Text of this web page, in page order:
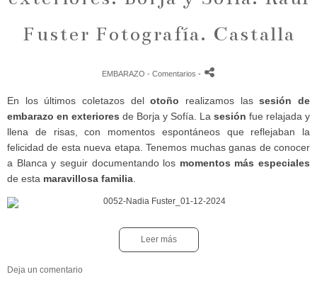
Fuster Fotografía. Castalla
EMBARAZO - Comentarios -
En los últimos coletazos delotoño realizamos lassesión de
embarazo en exteriores de Borja y Sofía. La sesión fue relajada y
llena de risas, con momentos espontáneos que reflejaban la
felicidad de esta nueva etapa. Tenemos muchas ganas de conocer
a Blanca y seguir documentando los momentos más especiales
de esta maravillosa familia
Leer más
Deja un comentario